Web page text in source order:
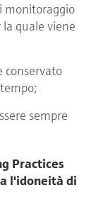
monitoraggio
la quale viene
conservato
sempre
Practices
l'idoneità di